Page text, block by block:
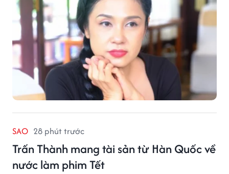
SAO 28 phút trước
Trấn Thành mang tài sản từ Hàn Quốc về
nước làm phim Tết